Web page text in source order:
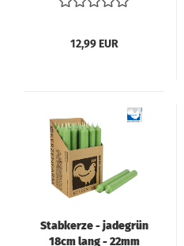
12,99 EUR
Stabkerze - jadegrün
18cm lang - 22mm